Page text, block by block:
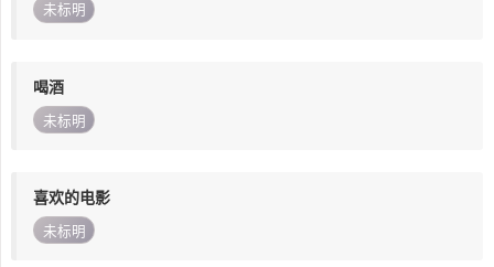
未标明
喝酒
未标明
喜欢的电影
未标明